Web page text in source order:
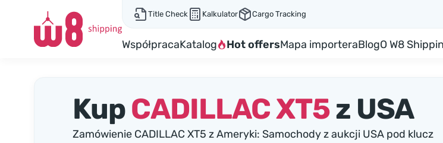
Title Check Kalkulator Cargo Tracking
WspółpracaKatalog Hot offersMapa importeraBlogO W8
KupCADILLAC XT5z USA
Zamówienie CADILLAC XT5 z Ameryki: Samochody z aukcji USA pod klucz